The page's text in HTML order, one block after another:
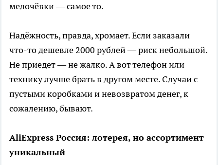
мелочёвки — самое то.
Надёжность, правда, хромает. Если заказали
что-то дешевле 2000 рублей — риск небольшой.
Не приедет — не жалко. А вот телефон или
технику лучше брать в другом месте. Случаи с
пустыми коробками и невозвратом денег, к
сожалению, бывают.
AliExpress Россия: лотерея, но ассортимент
уникальный